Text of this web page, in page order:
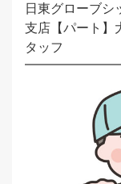
日東グローブシ
支店【パート】
タッフ